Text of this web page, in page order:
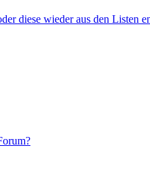
diese wieder aus den Listen